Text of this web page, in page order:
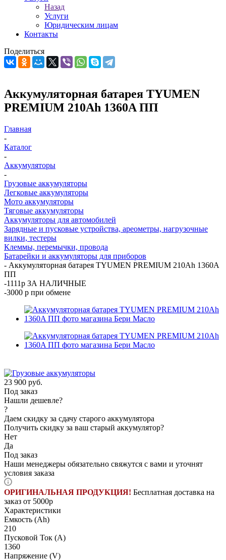
Назад
Услуги
Юридическим лицам
Контакты
Поделиться
Аккумуляторная батарея TYUMEN
PREMIUM 210Ah 1360A ПП
Главная
-
Каталог
-
Аккумуляторы
-
Грузовые аккумуляторы
Легковые аккумуляторы
Мото аккумуляторы
Тяговые аккумуляторы
Аккумуляторы для автомобилей
Зарядные и пусковые устройства, ареометры, нагрузочные
вилки, тестеры
Клеммы, перемычки, провода
Батарейки и аккумуляторы для приборов
- Аккумуляторная батарея TYUMEN PREMIUM 210Ah 1360A
ПП
-1111р ЗА НАЛИЧНЫЕ
-3000 р при обмене
23 900 руб.
Под заказ
Нашли дешевле?
?
Даем скидку за сдачу старого аккумулятора
Получить скидку за ваш старый аккумулятор?
Нет
Да
Под заказ
Наши менеджеры обязательно свяжутся с вами и уточнят
условия заказа
ОРИГИНАЛЬНАЯ ПРОДУКЦИЯ! Бесплатная доставка на
заказ от 5000р
Характеристики
Емкость (Ah)
210
Пусковой Ток (A)
1360
Напряжение (V)